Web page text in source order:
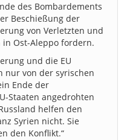
des Bombardements
Beschießung der
von Verletzten und
Ost-Aleppo fordern.
und die EU
nur von der syrischen
Ende der
Staaten angedrohten
helfen den
Syrien nicht. Sie
den Konflikt.“